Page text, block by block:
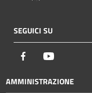
SEGUICI SU
Facebook
AMMINISTRAZIONE